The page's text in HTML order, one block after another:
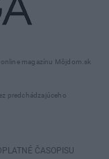
online magazínu Môjdom.sk
predchádzajúceho
ČASOPISU